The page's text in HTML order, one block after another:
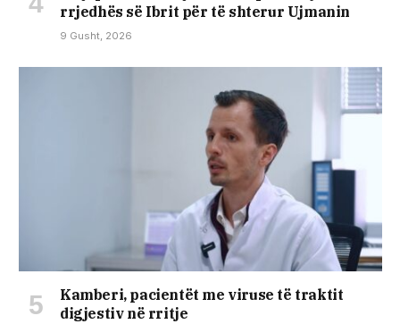
rrjedhës së Ibrit për të shterur Ujmanin
9 Gusht, 2026
Kamberi, pacientët me viruse të traktit
digjestiv në rritje